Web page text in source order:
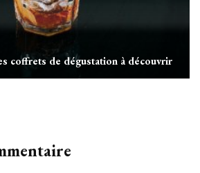
coffrets de dégustation à découvrir